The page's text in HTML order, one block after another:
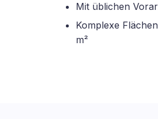
Mit üblichen
Komplexe
m²